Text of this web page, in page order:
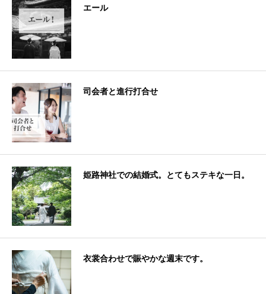
エール
司会者と進行打合せ
姫路神社での結婚式。とてもステキな一日。
衣裳合わせで賑やかな週末です。